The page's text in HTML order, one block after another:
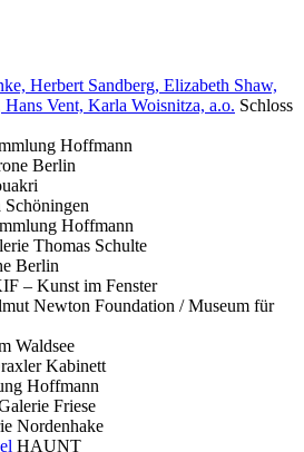
Herbert Sandberg, Elizabeth Shaw,
Vent, Karla Woisnitza, a.o. Schloss
Hoffmann
Berlin
Hoffmann
Thomas Schulte
Berlin
– Kunst im Fenster
Newton Foundation / Museum für
Waldsee
Kabinett
Hoffmann
Friese
Nordenhake
HAUNT